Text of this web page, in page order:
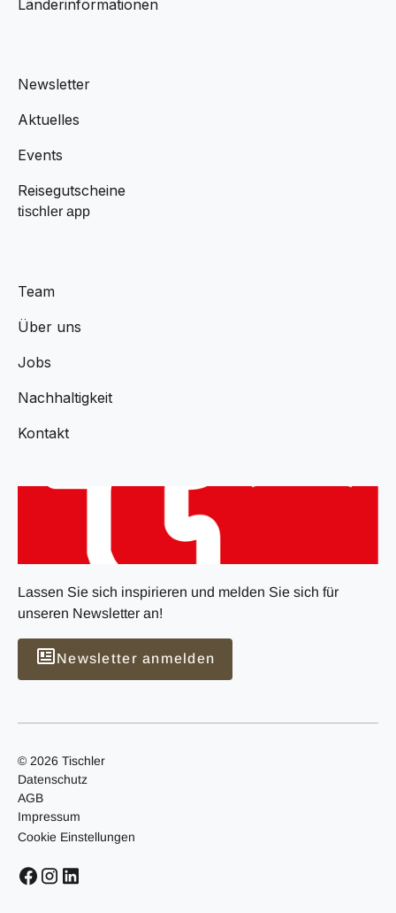
Länderinformationen
Newsletter
Aktuelles
Events
Reisegutscheine
tischler app
Team
Über uns
Jobs
Nachhaltigkeit
Kontakt
Lassen Sie sich inspirieren und melden Sie sich für
unseren Newsletter an!
Newsletter anmelden
© 2026 Tischler
Datenschutz
AGB
Impressum
Cookie Einstellungen